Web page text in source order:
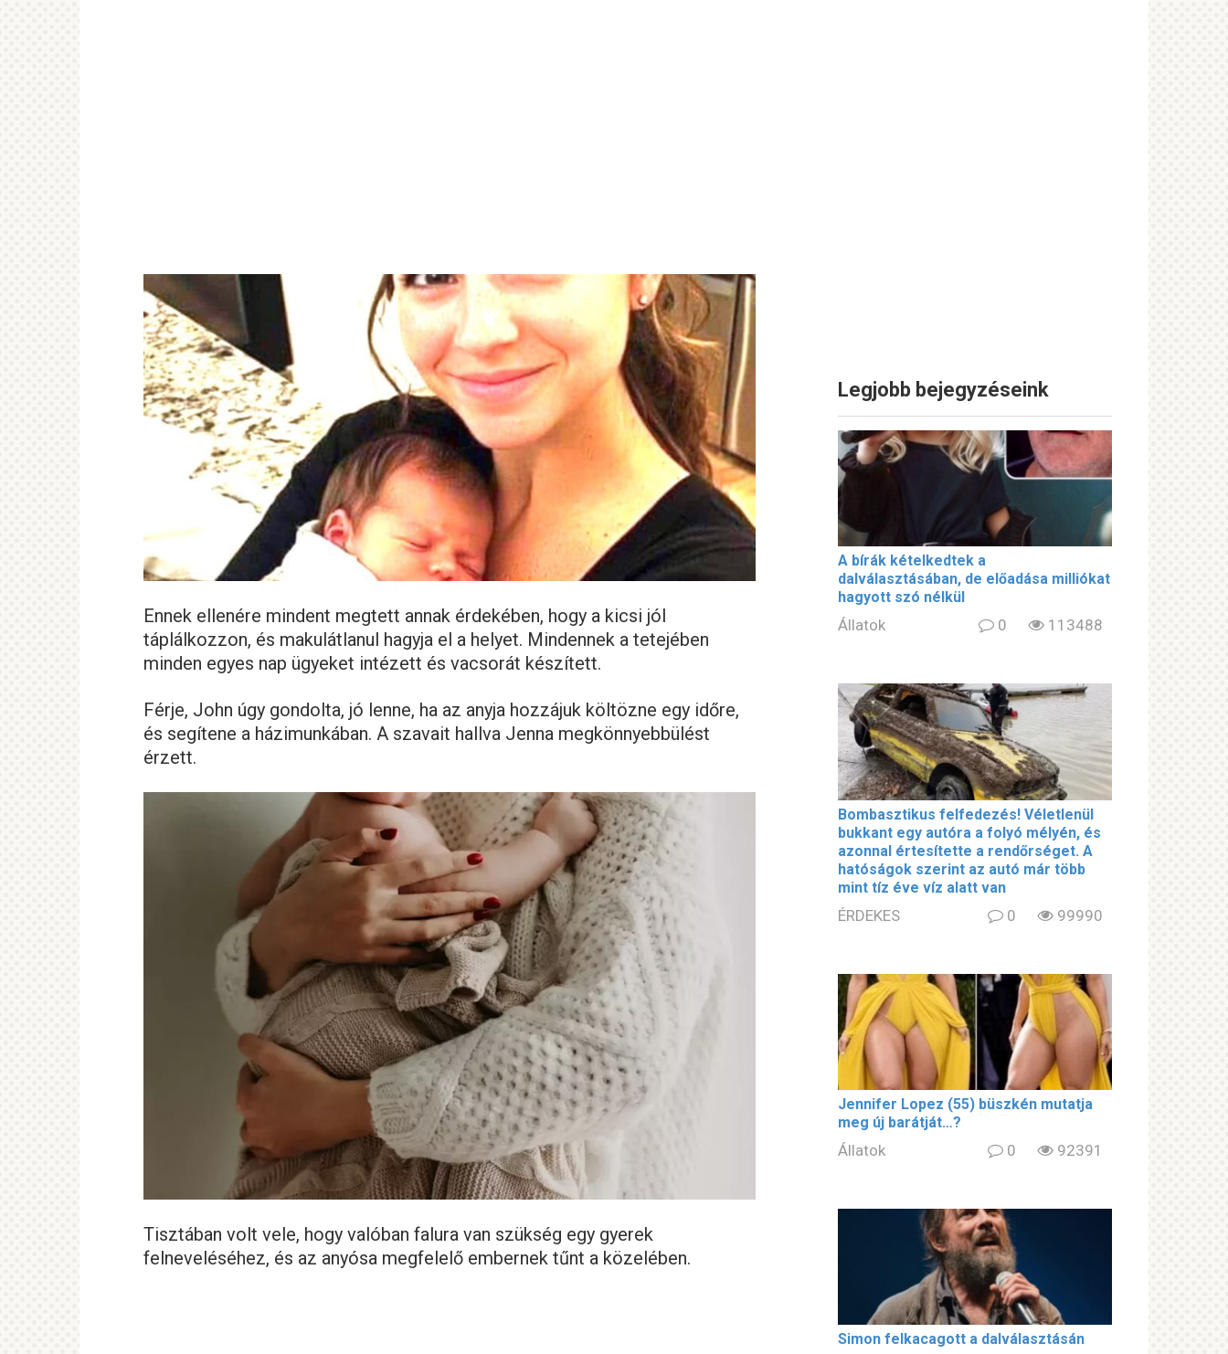
Ennek ellenére mindent megtett annak érdekében, hogy a kicsi jól
táplálkozzon, és makulátlanul hagyja el a helyet. Mindennek a tetejében
minden egyes nap ügyeket intézett és vacsorát készített.
Férje, John úgy gondolta, jó lenne, ha az anyja hozzájuk költözne egy időre,
és segítene a házimunkában. A szavait hallva Jenna megkönnyebbülést
érzett.
Tisztában volt vele, hogy valóban falura van szükség egy gyerek
felneveléséhez, és az anyósa megfelelő embernek tűnt a közelében.
Legjobb bejegyzéseink
A bírák kételkedtek a
dalválasztásában, de előadása milliókat
hagyott szó nélkül
Állatok 0 113488
Bombasztikus felfedezés! Véletlenül
bukkant egy autóra a folyó mélyén, és
azonnal értesítette a rendőrséget. A
hatóságok szerint az autó már több
mint tíz éve víz alatt van
ÉRDEKES 0 99990
Jennifer Lopez (55) büszkén mutatja
meg új barátját…?
Állatok 0 92391
Simon felkacagott a dalválasztásán